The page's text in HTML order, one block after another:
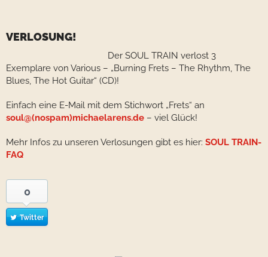
VERLOSUNG!
Der SOUL TRAIN verlost 3
Exemplare von Various – „Burning Frets – The Rhythm, The
Blues, The Hot Guitar“ (CD)!
Einfach eine E-Mail mit dem Stichwort „Frets“ an
soul@(nospam)michaelarens.de – viel Glück!
Mehr Infos zu unseren Verlosungen gibt es hier: SOUL TRAIN-
FAQ
0
Twitter